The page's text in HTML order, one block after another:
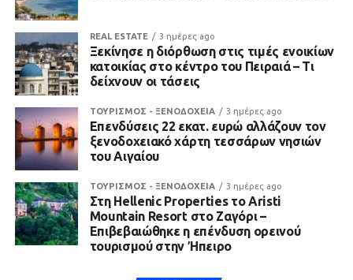
REAL ESTATE 3 ημέρες ago
Ξεκίνησε η διόρθωση στις τιμές ενοικίων
κατοικίας στο κέντρο του Πειραιά – Τι
δείχνουν οι τάσεις
ΤΟΥΡΙΣΜΟΣ - ΞΕΝΟΔΟΧΕΙΑ 3 ημέρες ago
Επενδύσεις 22 εκατ. ευρώ αλλάζουν τον
ξενοδοχειακό χάρτη τεσσάρων νησιών
του Αιγαίου
ΤΟΥΡΙΣΜΟΣ - ΞΕΝΟΔΟΧΕΙΑ 3 ημέρες ago
Στη Hellenic Properties το Aristi
Mountain Resort στο Ζαγόρι –
Επιβεβαιώθηκε η επένδυση ορεινού
τουρισμού στην Ήπειρο